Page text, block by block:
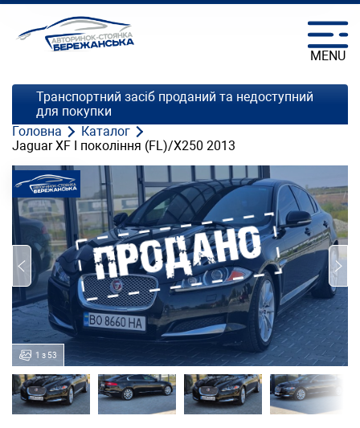
MENU
Транспортний засіб проданий та недоступний
для покупки
Головна
Каталог
Jaguar XF I покоління (FL)/X250 2013
1 з 53